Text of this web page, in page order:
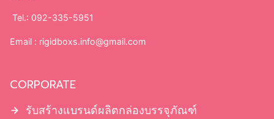
Tel.: 092-335-5951
Email : rigidboxs.info@gmail.com
CORPORATE
รับสร้างแบรนด์ผลิตกล่องบรรจุภัณฑ์